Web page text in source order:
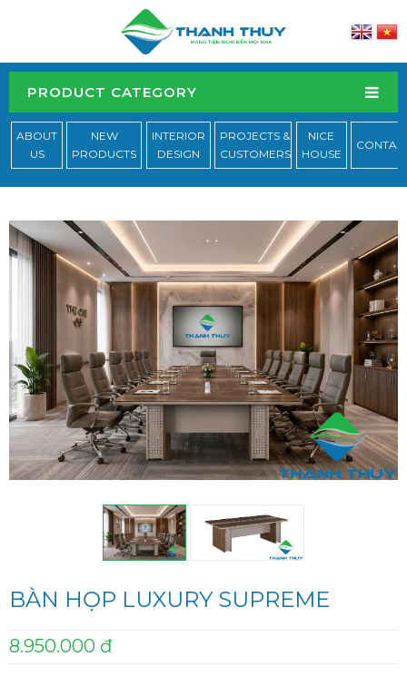
PRODUCT CATEGORY
ABOUT
US
NEW
PRODUCTS
INTERIOR
DESIGN
PROJECTS &
CUSTOMERS
NICE
HOUSE
BÀN HỌP LUXURY SUPREME
8.950.000 đ